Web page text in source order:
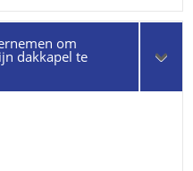
om
dakkapel te